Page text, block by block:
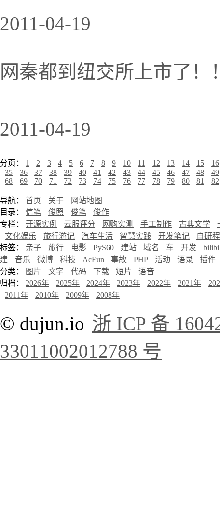
2011-04-19
网秦都到纽交所上市了
2011-04-19
分页： 1 2 3 4 5 6 7 8 9 10 11 12 13 14 15
16
35
36 37 38 39 40 41 42 43 44 45 46 47 48
49
68
69 70 71 72 73 74 75 76 77 78 79 80 81 82
导航： 首页 关于
网站地图
目录： 信笔 俊照 俊笔
俊作
专栏： 开源实例 云服评分 网购实测 手工制作 古典文学
文化娱乐
旅行游记 汽车生活 智慧实践 开发笔记
自研
标签： 亲子 旅行 电影 PyS60 建站 域名 车 开发
建
音乐 微博 科技 AcFun 事故 PHP 活动 语录
插件
分类：
图片 文字 代码 下载 短片
语音
归档： 2026年 2025年 2024年 2023年 2022年 2021年
2011年
2010年 2009年 2008年
© dujun.io 浙 ICP 备
33011002012788 号